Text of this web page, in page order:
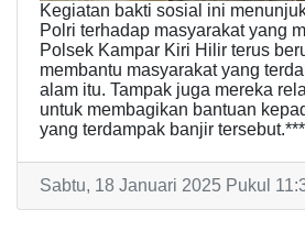
Kegiatan bakti sosial ini
Polri terhadap masyarakat yang
Polsek Kampar Kiri Hilir terus
membantu masyarakat yang
alam itu. Tampak juga mereka
untuk membagikan bantuan
yang terdampak banjir
Sabtu, 18 Januari 2025 Pukul